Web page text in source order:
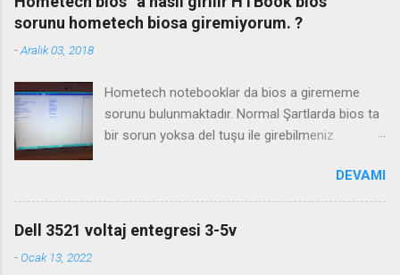
sorunu hometech biosa giremiyorum. ?
-Aralık 03, 2018
Hometech notebooklar da bios a girememe
sorunu bulunmaktadır. Normal Şartlarda bios ta
bir sorun yoksa del tuşu ile girebilmeniz
yaramaktadır. Biosa girme videosu izleyin
Kanalimiza abone olmayı unutmayın
DEVAMI
Dell 3521 voltaj entegresi 3-5v
-Ocak 13, 2022